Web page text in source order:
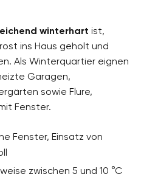
winterhart ist,
ins Haus geholt und
Als Winterquartier eignen
Garagen,
sowie Flure,
Fenster.
Fenster, Einsatz von
zwischen 5 und 10 °C